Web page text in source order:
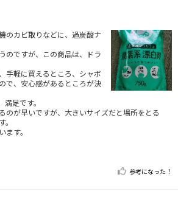
のカビ取りなどに、過炭酸ナ
のですが、この商品は、ドラ
手軽に買えるところ、シャボ
で、安心感があるところが決
足です。
のが早いですが、大きいサイズだと場所をとる
す。
参考になった！